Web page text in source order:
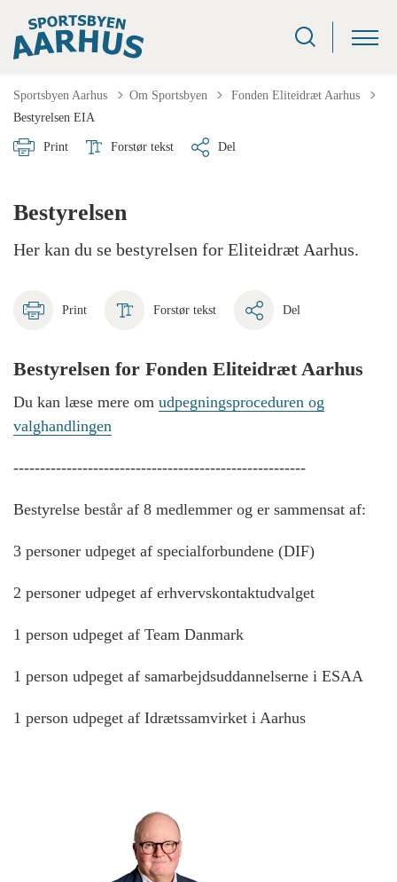
Sportsbyen Aarhus Om Sportsbyen Tilbage til
Fonden Eliteidræt Aarhus
Bestyrelsen EIA
Print Forstør tekst Del
Bestyrelsen
Her kan du se bestyrelsen for Eliteidræt Aarhus.
Print Forstør tekst Del
Bestyrelsen for Fonden Eliteidræt Aarhus
Du kan læse mere om udpegningsproceduren og
valghandlingen
-------------------------------------------------------
Bestyrelse består af 8 medlemmer og er sammensat af:
3 personer udpeget af specialforbundene (DIF)
2 personer udpeget af erhvervskontaktudvalget
1 person udpeget af Team Danmark
1 person udpeget af samarbejdsuddannelserne i ESAA
1 person udpeget af Idrætssamvirket i Aarhus